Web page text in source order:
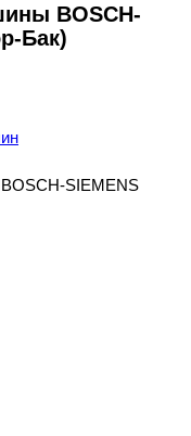
BOSCH-
Бак)
SIEMENS